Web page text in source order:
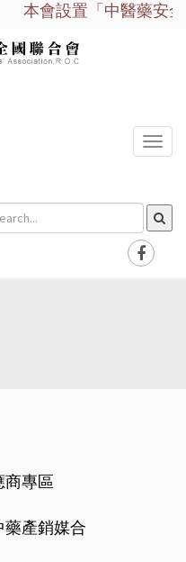
本會設置「中醫藥安
選
商專區
產銷媒合